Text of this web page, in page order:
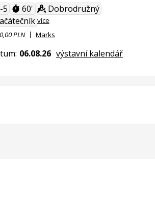
5 60'
Dobrodružný
více
PLN
Marks
06.08.26 výstavní kalendář